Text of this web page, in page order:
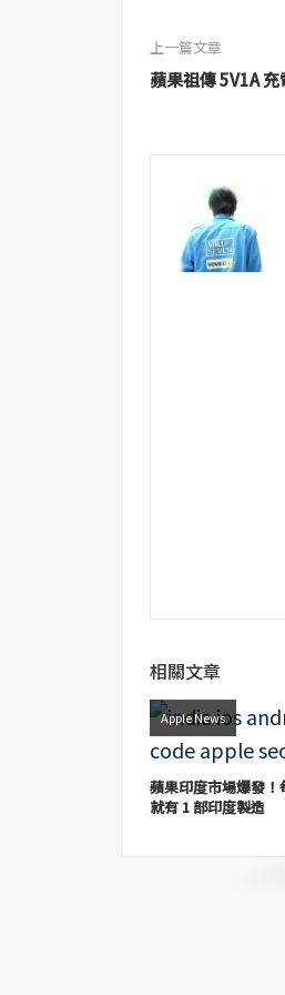
上一篇文章
蘋果祖傳 5V1A
相關文章
Apple News
蘋果印度市場爆發
就有 1 部印度製造